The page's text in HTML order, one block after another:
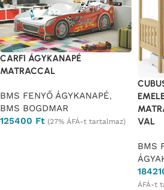
CARF1 ÁGYKANAPÉ
MATRACCAL
BMS FENYŐ ÁGYKANAPÉ,
BMS BOGDMAR
125400 Ft (27% ÁFÁ-t tartalmaz)
VAL
BMS
ÁFÁ-t